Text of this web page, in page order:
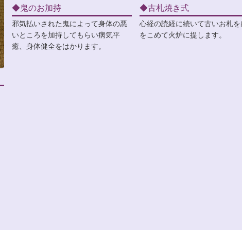
◆鬼のお加持
邪気払いされた鬼によって身体の悪
いところを加持してもらい病気平
癒、身体健全をはかります。
◆古札焼き式
心経の読経に続いて古いお札を
をこめて火炉に提します。